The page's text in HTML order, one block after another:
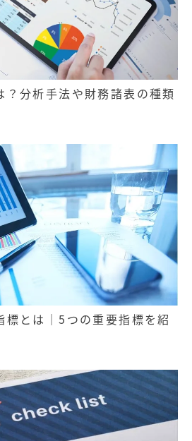
？分析手法や財務諸表の種類
標とは｜5つの重要指標を紹